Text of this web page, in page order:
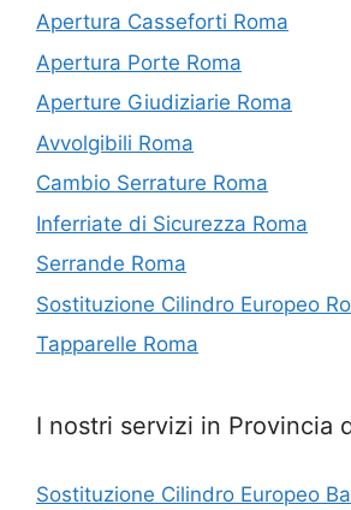
Apertura Casseforti Roma
Apertura Porte Roma
Aperture Giudiziarie Roma
Avvolgibili Roma
Cambio Serrature Roma
Inferriate di Sicurezza Roma
Serrande Roma
Sostituzione Cilindro Europeo
Tapparelle Roma
I nostri servizi in Provincia
Sostituzione Cilindro Europeo